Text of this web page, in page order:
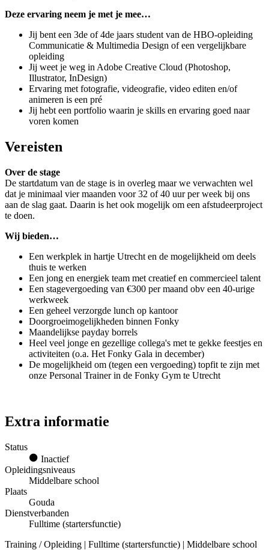
Deze ervaring neem je met je mee…
Jij bent een 3de of 4de jaars student van de HBO-opleiding
Communicatie & Multimedia Design of een vergelijkbare
opleiding
Jij weet je weg in Adobe Creative Cloud (Photoshop,
Illustrator, InDesign)
Ervaring met fotografie, videografie, video editen en/of
animeren is een pré
Jij hebt een portfolio waarin je skills en ervaring goed naar
voren komen
Vereisten
Over de stage
De startdatum van de stage is in overleg maar we verwachten wel
dat je minimaal vier maanden voor 32 of 40 uur per week bij ons
aan de slag gaat. Daarin is het ook mogelijk om een afstudeerproject
te doen.
Wij bieden…
Een werkplek in hartje Utrecht en de mogelijkheid om deels
thuis te werken
Een jong en energiek team met creatief en commercieel talent
Een stagevergoeding van €300 per maand obv een 40-urige
werkweek
Een geheel verzorgde lunch op kantoor
Doorgroeimogelijkheden binnen Fonky
Maandelijkse payday borrels
Heel veel jonge en gezellige collega's met te gekke feestjes en
activiteiten (o.a. Het Fonky Gala in december)
De mogelijkheid om (tegen een vergoeding) topfit te zijn met
onze Personal Trainer in de Fonky Gym te Utrecht
Extra informatie
Status
Inactief
Opleidingsniveaus
Middelbare school
Plaats
Gouda
Dienstverbanden
Fulltime (startersfunctie)
Training / Opleiding | Fulltime (startersfunctie) | Middelbare school